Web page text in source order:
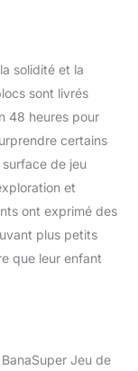
et
faciles à
dotés
éclair pour
et un
ce
est
vide et
retrouvera
rangé
de
solidité et la
sont livrés
48 heures pour
certains
de jeu
et
ont exprimé des
plus petits
que leur enfant
Jeu de